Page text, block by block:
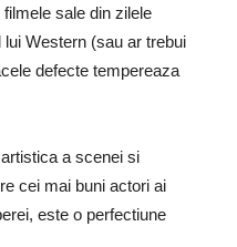
sale din zilele
Western (sau ar trebui
defecte tempereaza
a scenei si
cei mai buni actori ai
este o perfectiune